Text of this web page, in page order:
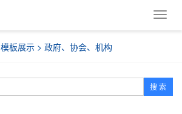
导
模板展示 > 政府、协会、机构
搜 索